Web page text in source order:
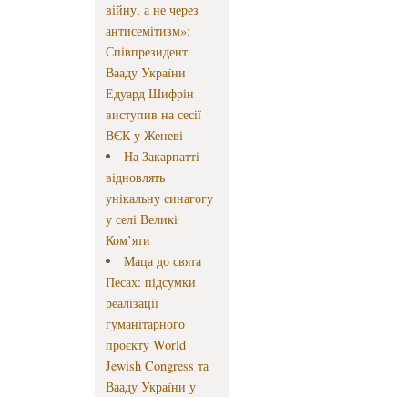
війну, а не через
антисемітизм»:
Співпрезидент
Вааду України
Едуард Шифрін
виступив на сесії
ВЄК у Женеві
На Закарпатті
відновлять
унікальну синагогу
у селі Великі
Ком’яти
Маца до свята
Песах: підсумки
реалізації
гуманітарного
проєкту World
Jewish Congress та
Вааду України у